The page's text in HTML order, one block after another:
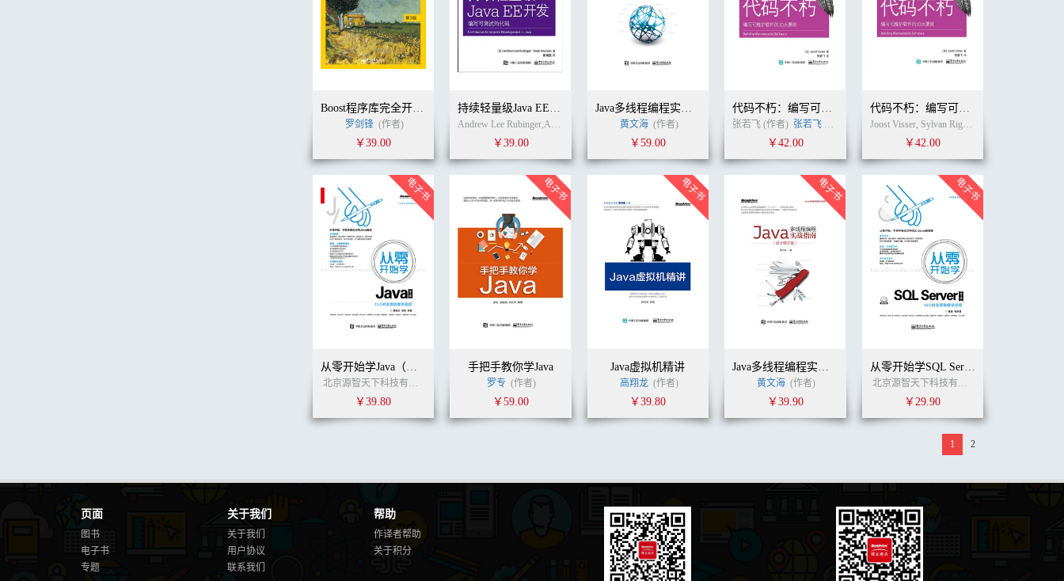
Boost程序库完全开发指南——深入C++“准”标准库（第3版）
罗剑锋 (作者)
￥39.00
持续轻量级Java EE开发：编写可测试的代码
Andrew Lee Rubinger,Aslak Knutsen (作者) 崔婧雯 (译者)
￥39.00
Java多线程编程实战指南（核心篇）
黄文海 (作者)
￥59.00
代码不朽：编写可维护软件的10大要则（C#版）
张若飞 (作者) 张若飞 (译者)
￥42.00
代码不朽：编写可维护软件的10大要则（Java版）
Joost Visser, Sylvan Rigal, Rob van der Leek, Pascal van Eck, Gijs Wijnholds (作者)
￥42.00
从零开始学Java（第3版）
北京源智天下科技有限公司 刘刚 (作者)
￥39.80
手把手教你学Java
罗专 (作者)
￥59.00
Java虚拟机精讲
高翔龙 (作者)
￥39.80
Java多线程编程实战指南（设计模式篇）
黄文海 (作者)
￥39.90
从零开始学SQL Server（第2版）(含DVD光盘1张)
北京源智天下科技有限公司
￥29.90
1 2
页面
图书
电子书
专题
关于我们
关于我们
用户协议
联系我们
帮助
作译者帮助
关于积分